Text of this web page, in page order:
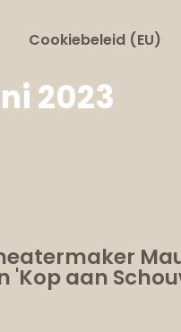
Cookiebeleid (EU)
2023
aan